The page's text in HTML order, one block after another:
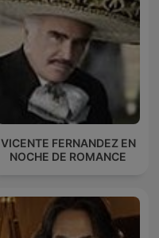
VICENTE FERNANDEZ EN
NOCHE DE ROMANCE